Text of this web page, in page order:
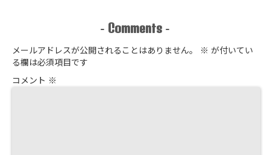
- Comments -
メールアドレスが公開されることはありません。 ※ が付いてい
る欄は必須項目です
コメント ※